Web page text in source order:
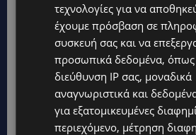
Hot this week
UPDATES
ΚΟΛΟΜΒΙΑ: Στους 77 οι
Ρίχτερ – Αγωνία για τον
αγνοείται μέσα στα συντρίμμια
τεχνολογίες για να
έχουμε πρόσβαση σε
συσκευή σας και να
προσωπικά δεδομένα, όπως
διεύθυνση IP σας, μοναδικά
αναγνωριστικά και
για εξατομικευμένες
περιεχόμενο, μέτρηση